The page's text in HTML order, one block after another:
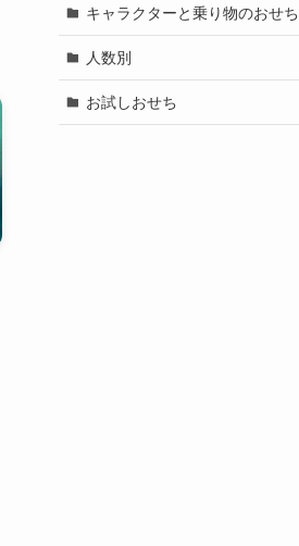
キャラクターと乗り物のおせち
人数別
お試しおせち